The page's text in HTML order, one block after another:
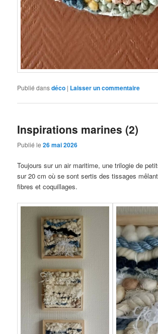
Publié dansdéco | Laisser un commentaire
Inspirations marines (2)
Publié le26 mai 2026
Toujours sur un air maritime, une trilogie de
sur 20 cm où se sont sertis des tissages
fibres et coquillages.